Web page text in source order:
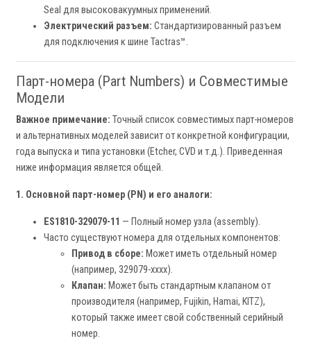
Seal для высоковакуумных применений.
Электрический разъем: Стандартизированный разъем
для подключения к шине Tactras™.
Парт-номера (Part Numbers) и Совместимые
Модели
Важное примечание: Точный список совместимых парт-номеров
и альтернативных моделей зависит от конкретной конфигурации,
года выпуска и типа установки (Etcher, CVD и т.д.). Приведенная
ниже информация является общей.
1. Основной парт-номер (PN) и его аналоги:
ES1810-329079-11 — Полный номер узла (assembly).
Часто существуют номера для отдельных компонентов:
Привод в сборе: Может иметь отдельный номер
(например, 329079-xxxx).
Клапан: Может быть стандартным клапаном от
производителя (например, Fujikin, Hamai, KITZ),
который также имеет свой собственный серийный
номер.